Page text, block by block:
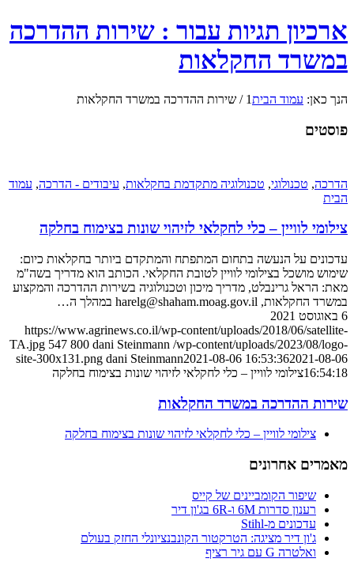
ארכיון תגיות עבור : שירות ההדרכה
במשרד החקלאות
הנך כאן: עמוד הבית1
/ שירות ההדרכה במשרד החקלאות
פוסטים
הדרכה, טכנולוגי, טכנולוגיה מתקדמת בחקלאות, עיבודים - הדרכה, עמוד
הבית
צילומי לוויין – כלי לחקלאי לזיהוי שונות בצימוח בחלקה
עדכונים על הנעשה בתחום המתפתח והמתקדם ביותר בחקלאות כיום:
שימוש מושכל בצילומי לוויין לטובת החקלאי. הכותב הוא מדריך בשה"מ
מאת: הראל גרינבלט, מדריך מיכון וטכנולוגיה בשירות ההדרכה והמקצוע
במשרד החקלאות, harelg@shaham.moag.gov.il במהלך ה…
6 באוגוסט 2021
https://www.agrinews.co.il/wp-content/uploads/2018/06/satellite-
TA.jpg 547 800 dani Steinmann /wp-content/uploads/2023/08/logo-
site-300x131.png dani Steinmann2021-08-06 16:53:362021-08-06
16:54:18צילומי לוויין – כלי לחקלאי לזיהוי שונות בצימוח בחלקה
שירות ההדרכה במשרד החקלאות
צילומי לוויין – כלי לחקלאי לזיהוי שונות בצימוח בחלקה
מאמרים אחרונים
שיפור הקומביינים של קייס
רענון סדרות 6M ו-6R בג'ון דיר
עדכונים מ-Stihl
ג'ון דיר מציגה: הטרקטור הקונבנציונלי החזק בעולם
ואלטרה G עם גיר רציף